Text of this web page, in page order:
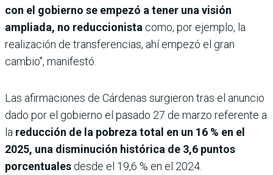
con el gobierno se empezó a tener una visión
ampliada, no reduccionista como, por ejemplo, la
realización de transferencias, ahí empezó el gran
cambio", manifestó.
Las afirmaciones de Cárdenas surgieron tras el anuncio
dado por el gobierno el pasado 27 de marzo referente a
la reducción de la pobreza total en un 16 % en el
2025, una disminución histórica de 3,6 puntos
porcentuales desde el 19,6 % en el 2024.